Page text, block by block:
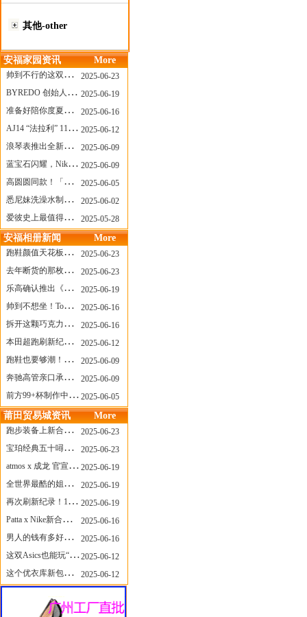
其他-other
安福家园资讯 More
帅到不行的这双跑鞋，其实藏着Nike第一位签约跑者的故事
2025-06-23
BYREDO 创始人离任，也带走了那份灵魂感
2025-06-19
准备好陪你度夏，nanamica x Suicoke 新联名来了
2025-06-16
AJ14 “法拉利” 11年后回归，红色超跑气场全开
2025-06-12
浪琴表推出全新先行者系列祖鲁时间1925腕表
2025-06-09
蓝宝石闪耀，Nike Air Max DN8 华丽变身
2025-06-09
高圆圆同款！「赤足New Balance」新联名曝光，铺货了
2025-06-05
悉尼妹洗澡水制成肥皂开启售卖！男粉：这肥皂能吃吗？
2025-06-02
爱彼史上最值得看的大展！揭秘150年传奇制表背后
2025-05-28
安福相册新闻 More
跑鞋颜值天花板？日常也能帅一脸
2025-06-23
去年断货的那枚表， CASIO指环表又要发售了
2025-06-23
乐高确认推出《哥斯拉》积木，这设计也太酷了！
2025-06-19
帅到不想坐！Tom Sachs x Helinox 这把露营椅太炸了
2025-06-16
拆开这颗巧克力，居然是皮卡丘？
2025-06-16
本田超跑刷新纪录了！700万元成交价
2025-06-12
跑鞋也要够潮！昂跑 x Slam Jam 联名即将发售
2025-06-09
奔驰高管亲口承认：电动G级，完全失败了！
2025-06-09
前方99+杯制作中！「爷爷不泡茶」苹果狗、桃桃喵，今夏顶流潮饮！
2025-06-05
莆田贸易城资讯 More
跑步装备上新合集，最近有什么可以关注的呢？
2025-06-23
宝珀经典五十噚家族再添新员 适配所有腕围的38mm小表径腕表亮相
2025-06-23
atmos x 成龙 官宣，《警察故事》联名短袖公布！
2025-06-19
全世界最酷的姐姐，和Nike联名的鞋要来了！
2025-06-19
再次刷新纪录！14只 LABUBU 共拍出240万元
2025-06-19
Patta x Nike新合作提前泄露，这次的服饰周边也有亮点？
2025-06-16
男人的钱有多好赚？四个大学生创业卖短裤，年销8个亿！
2025-06-16
这双Asics也能玩“牛仔感”？TOGA联名即将登场！
2025-06-12
这个优衣库新包，能火起来吗？
2025-06-12